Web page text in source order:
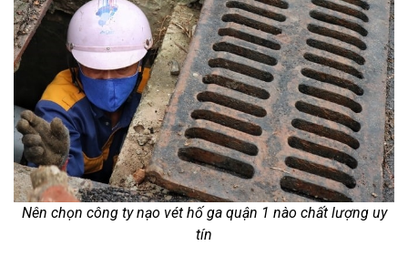
Nên chọn công ty nạo vét hố ga quận 1 nào chất lượng uy
tín​